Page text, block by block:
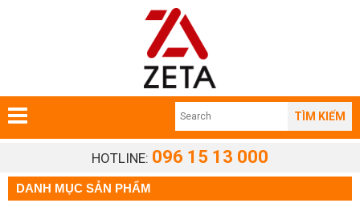
TÌM KIẾM
HOTLINE: 096 15 13 000
DANH MỤC SẢN PHẨM